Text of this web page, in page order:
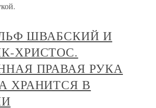
ШВАБСКИЙ И
ХРИСТОС.
ПРАВАЯ РУКА
ХРАНИТСЯ В